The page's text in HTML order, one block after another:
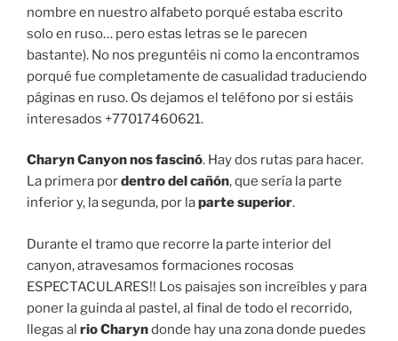
nombre en nuestro alfabeto porqué estaba escrito
solo en ruso… pero estas letras se le parecen
bastante). No nos preguntéis ni como la encontramos
porqué fue completamente de casualidad traduciendo
páginas en ruso. Os dejamos el teléfono por si estáis
interesados +77017460621.
Charyn Canyon nos fascinó. Hay dos rutas para hacer.
La primera pordentro del cañón, que sería la parte
inferior y, la segunda, por laparte superior.
Durante el tramo que recorre la parte interior del
canyon, atravesamos formaciones rocosas
ESPECTACULARES!! Los paisajes son increíbles y para
poner la guinda al pastel, al final de todo el recorrido,
llegas al rio Charyndonde hay una zona donde puedes